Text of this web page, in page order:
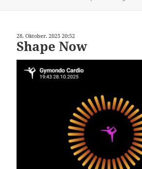
28. Oktober. 2025 20:52
Shape Now